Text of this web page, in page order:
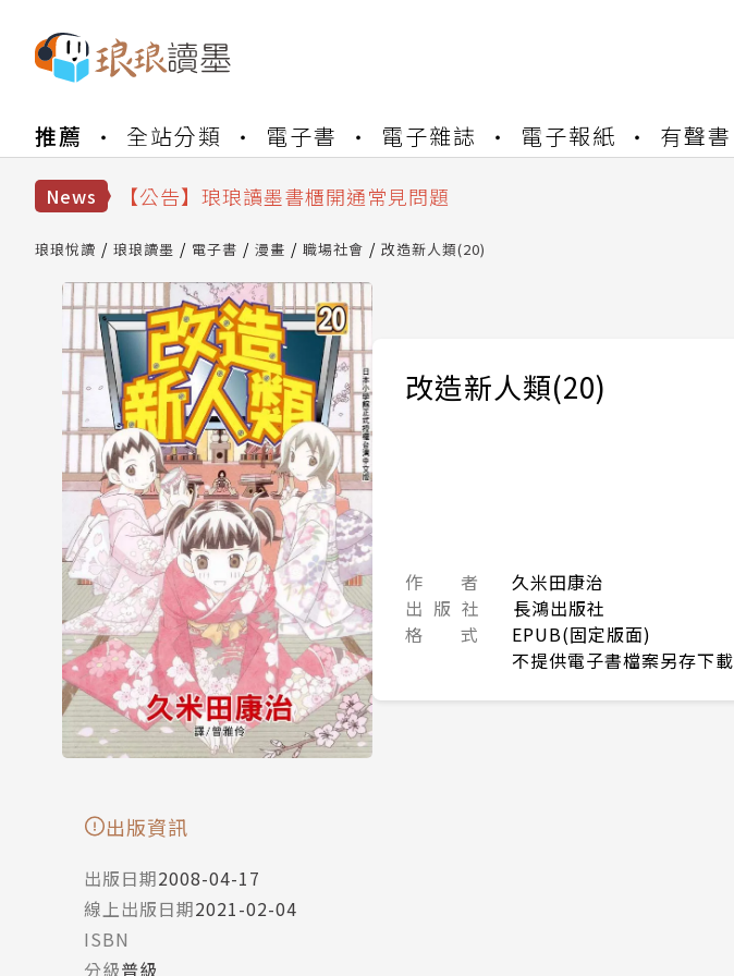
推薦 全站分類 電子書 電子雜誌 電子報紙 有聲書
News
【公告】琅琅書店服務升級重要說明及資產合併結果查詢
【公告】琅琅讀墨數位閱讀資產合併與書櫃開通申請
【公告】琅琅讀墨 3 分鐘完成書櫃開通與資產合併申請圖文教學
【公告】琅琅讀墨數位閱讀資產合併與書櫃開通申請
琅琅悅讀 琅琅讀墨 電子書 漫畫 職場社會 改造新人類(20)
改造新人類(20)
作 者
久米田康治
出 版 社
長鴻出版社
格 式
EPUB(固定版面)
不提供電子書檔案另存下載
出版資訊
出版日期2008-04-17
線上出版日期2021-02-04
ISBN
分級普級